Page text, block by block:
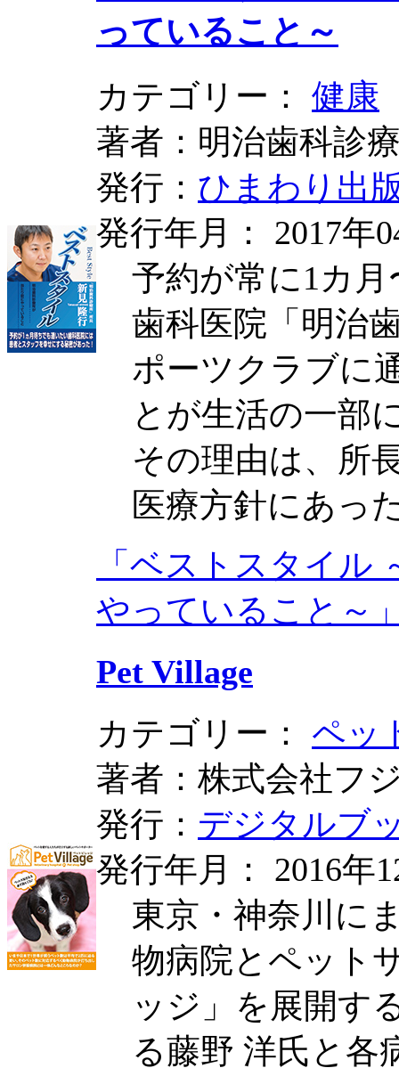
っていること～
カテゴリー： 健康
著者：明治歯科診
発行： ひまわり出
発行年月： 2017年
予約が常に1カ
歯科医院「明治
ポーツクラブに
とが生活の一部
その理由は、所
医療方針にあっ
「ベストスタイル
やっていること～
Pet Village
カテゴリー： ペッ
著者：株式会社フ
発行： デジタルブ
発行年月： 2016年
東京・神奈川に
物病院とペット
ッジ」を展開す
る藤野 洋氏と各